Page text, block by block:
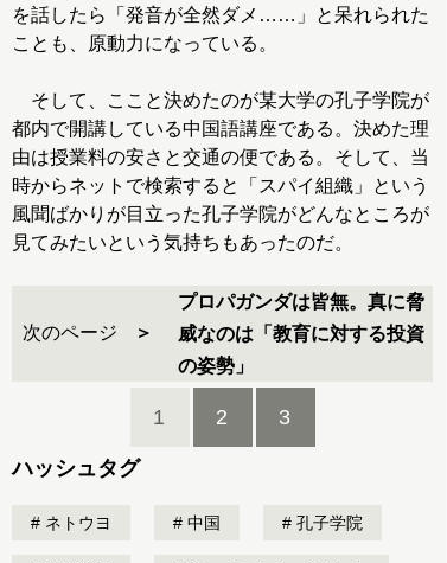
を話したら「発音が全然ダメ……」と呆れられた
ことも、原動力になっている。
そして、ここと決めたのが某大学の孔子学院が
都内で開講している中国語講座である。決めた理
由は授業料の安さと交通の便である。そして、当
時からネットで検索すると「スパイ組織」という
風聞ばかりが目立った孔子学院がどんなところが
見てみたいという気持ちもあったのだ。
次のページ
プロパガンダは皆無。真に脅
威なのは「教育に対する投資
の姿勢」
1 2 3
ハッシュタグ
ネトウヨ 中国 孔子学院